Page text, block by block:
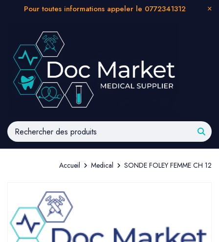
Pour toutes informations appeler le 0772341312
Accueil Medical SONDE FOLEY FEMME CH 12